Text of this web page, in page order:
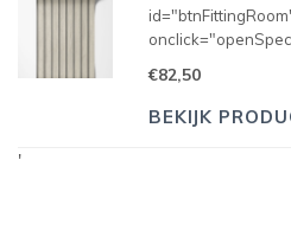
in jouw kamer!</
€82,50
BEKIJK
'